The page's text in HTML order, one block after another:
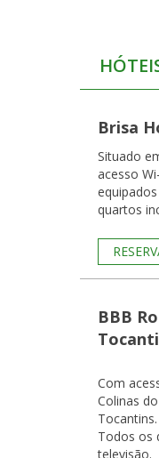
Brisa
Situado
acesso Wi-Fi gratuito.
quartos
BBB
Com
Colinas
Todos os
televisão.